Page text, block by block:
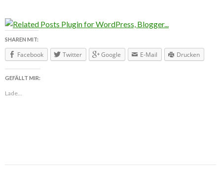
SHAREN MIT:
Facebook Twitter Google E-Mail Drucken
GEFÄLLT MIR:
Lade...